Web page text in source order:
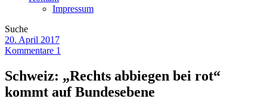
Impressum
Suche
20. April 2017
Kommentare 1
Schweiz: „Rechts abbiegen bei rot“
kommt auf Bundesebene